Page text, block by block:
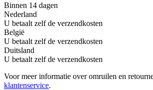
Binnen 14 dagen
Nederland
U betaalt zelf de verzendkosten
België
U betaalt zelf de verzendkosten
Duitsland
U betaalt zelf de verzendkosten
Voor meer informatie over omruilen en
klantenservice.